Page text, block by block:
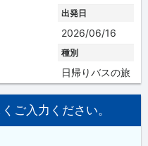
出発日
2026/06/16
種別
日帰りバスの旅
ご入力ください。